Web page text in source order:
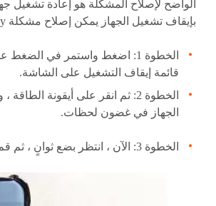
بإيقاف تشغيل الجهاز يمكن إصلاح مشكلة Google Play.
الخطوة 1: اضغط واستمر في
قائمة إيقاف التشغيل على الشاشة.
الخطوة 2: ثم انقر على أيقونة
الجهاز في غضون لحظات.
الخطوة 3: الآن ، انتظر بضع ثوانٍ ، ثم قم بتشغيل جهاز Android.